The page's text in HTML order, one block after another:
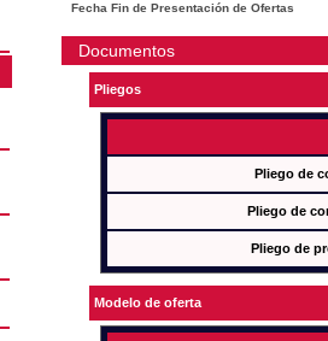
Fecha Fin de Presentación de Ofertas
Documentos
Pliegos
Pliego de
Pliego de
Pliego de
Modelo de oferta